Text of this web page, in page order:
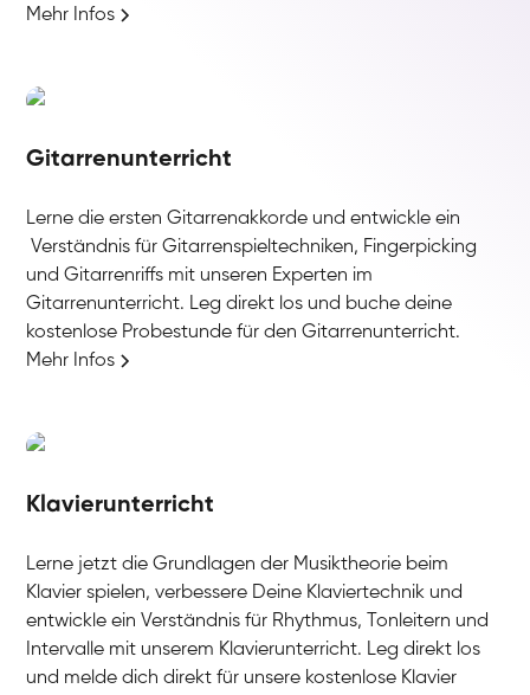
Mehr Infos
Gitarrenunterricht
Lerne die ersten Gitarrenakkorde und entwickle ein
Verständnis für Gitarrenspieltechniken, Fingerpicking
und Gitarrenriffs mit unseren Experten im
Gitarrenunterricht. Leg direkt los und buche deine
kostenlose Probestunde für den Gitarrenunterricht.
Mehr Infos
Klavierunterricht
Lerne jetzt die Grundlagen der Musiktheorie beim
Klavier spielen, verbessere Deine Klaviertechnik und
entwickle ein Verständnis für Rhythmus, Tonleitern und
Intervalle mit unserem Klavierunterricht. Leg direkt los
und melde dich direkt für unsere kostenlose Klavier